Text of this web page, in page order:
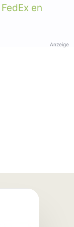
en
Anzeige